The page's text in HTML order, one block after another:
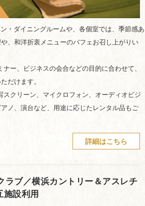
・ダイニングルームや、各個室では、季節感あ
、和洋折衷メニューのバフェお召し上がりい
ー、ビジネスの会合などの目的に合わせて、
だけます。
スクリーン、マイクロフォン、オーディオビジ
ノ、演台など、用途に応じたレンタル品もご
詳細はこちら
ラブ／横浜カントリー＆アスレチ
施設利用